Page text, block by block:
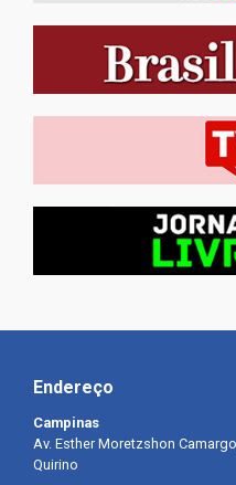
Endereço
Campinas
Av. Esther Moretzshon
Quirino